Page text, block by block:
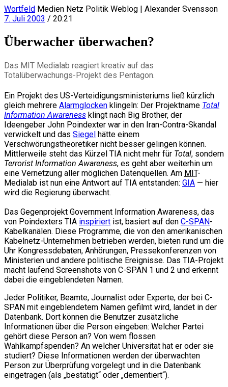
Wortfeld Medien Netz Politik Weblog | Alexander Svensson
7. Juli 2003 / 20:21
Überwacher überwachen?
Das MIT Medialab reagiert kreativ auf das
Totalüberwachungs-Projekt des Pentagon.
Ein Projekt des US-Verteidigungsministeriums ließ kürzlich
gleich mehrere Alarmglocken klingeln: Der Projektname Total
Information Awareness klingt nach Big Brother, der
Ideengeber John Poindexter war in den Iran-Contra-Skandal
verwickelt und das Siegel hätte einem
Verschwörungstheoretiker nicht besser gelingen können.
Mittlerweile steht das Kürzel TIA nicht mehr für Total, sondern
Terrorist Information Awareness, es geht aber weiterhin um
eine Vernetzung aller möglichen Datenquellen. Am MIT-
Medialab ist nun eine Antwort auf TIA entstanden: GIA — hier
wird die Regierung überwacht.
Das Gegenprojekt Government Information Awareness, das
von Poindexters TIA inspiriert ist, basiert auf den C-SPAN-
Kabelkanälen. Diese Programme, die von den amerikanischen
Kabelnetz-Unternehmen betrieben werden, bieten rund um die
Uhr Kongressdebaten, Anhörungen, Pressekonferenzen von
Ministerien und andere politische Ereignisse. Das TIA-Projekt
macht laufend Screenshots von C-SPAN 1 und 2 und erkennt
dabei die eingeblendeten Namen.
Jeder Politiker, Beamte, Journalist oder Experte, der bei C-
SPAN mit eingeblendetem Namen gefilmt wird, landet in der
Datenbank. Dort können die Benutzer zusätzliche
Informationen über die Person eingeben: Welcher Partei
gehört diese Person an? Von wem flossen
Wahlkampfspenden? An welcher Universität hat er oder sie
studiert? Diese Informationen werden der überwachten
Person zur Überprüfung vorgelegt und in die Datenbank
eingetragen (als „bestätigt“ oder „dementiert“).